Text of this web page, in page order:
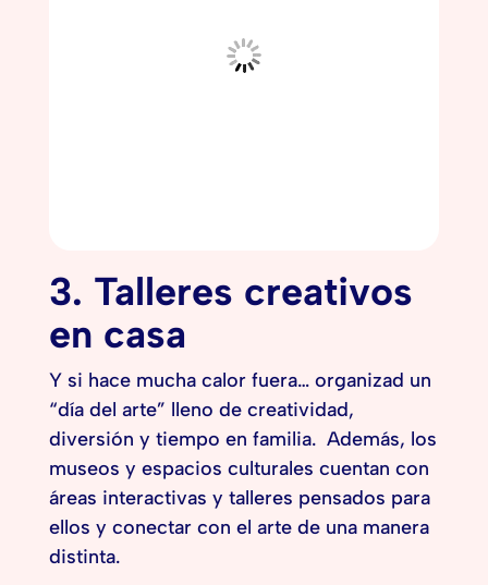
3. Talleres creativos
en casa
Y si hace mucha calor fuera… organizad un
“día del arte” lleno de creatividad,
diversión y tiempo en familia. Además, los
museos y espacios culturales cuentan con
áreas interactivas y talleres pensados para
ellos y conectar con el arte de una manera
distinta.